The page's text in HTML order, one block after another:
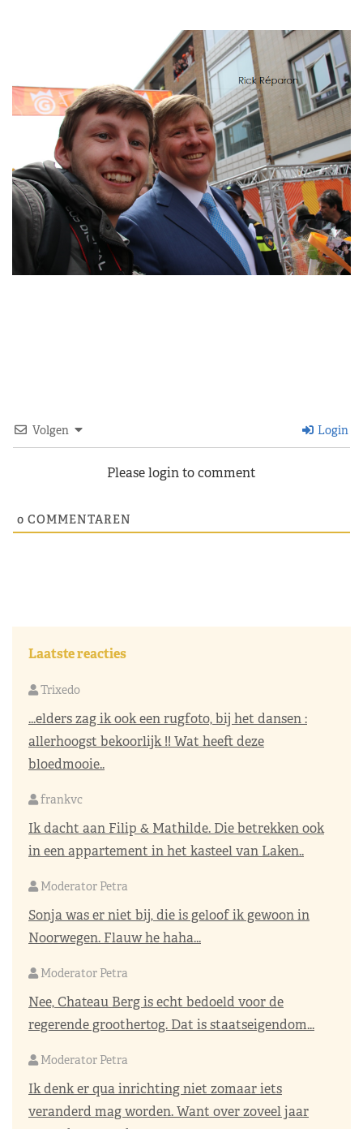
Volgen Login
Please login to comment
0 COMMENTAREN
Laatste reacties
Trixedo
...elders zag ik ook een rugfoto, bij het dansen :
allerhoogst bekoorlijk !! Wat heeft deze
bloedmooie..
frankvc
Ik dacht aan Filip & Mathilde. Die betrekken ook
in een appartement in het kasteel van Laken..
Moderator Petra
Sonja was er niet bij, die is geloof ik gewoon in
Noorwegen. Flauw he haha...
Moderator Petra
Nee, Chateau Berg is echt bedoeld voor de
regerende groothertog. Dat is staatseigendom...
Moderator Petra
Ik denk er qua inrichting niet zomaar iets
veranderd mag worden. Want over zoveel jaar